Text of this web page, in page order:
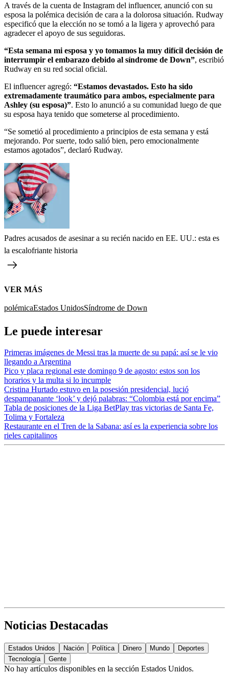
A través de la cuenta de Instagram del influencer, anunció con su
esposa la polémica decisión de cara a la dolorosa situación. Rudway
especificó que la elección no se tomó a la ligera y aprovechó para
agradecer el apoyo de sus seguidoras.
“Esta semana mi esposa y yo tomamos la muy difícil decisión de
interrumpir el embarazo debido al síndrome de Down”, escribió
Rudway en su red social oficial.
El influencer agregó: “Estamos devastados. Esto ha sido
extremadamente traumático para ambos, especialmente para
Ashley (su esposa)”. Esto lo anunció a su comunidad luego de que
su esposa haya tenido que someterse al procedimiento.
“Se sometió al procedimiento a principios de esta semana y está
mejorando. Por suerte, todo salió bien, pero emocionalmente
estamos agotados”, declaró Rudway.
Padres acusados de asesinar a su recién nacido en EE. UU.: esta es
la escalofriante historia
VER MÁS
polémicaEstados UnidosSíndrome de Down
Le puede interesar
Primeras imágenes de Messi tras la muerte de su papá: así se le vio
llegando a Argentina
Pico y placa regional este domingo 9 de agosto: estos son los
horarios y la multa si lo incumple
Cristina Hurtado estuvo en la posesión presidencial, lució
despampanante ‘look’ y dejó palabras: “Colombia está por encima”
Tabla de posiciones de la Liga BetPlay tras victorias de Santa Fe,
Tolima y Fortaleza
Restaurante en el Tren de la Sabana: así es la experiencia sobre los
rieles capitalinos
Noticias Destacadas
Estados Unidos Nación Política Dinero Mundo
Deportes
Tecnología
Gente
No hay artículos disponibles en la sección Estados Unidos.